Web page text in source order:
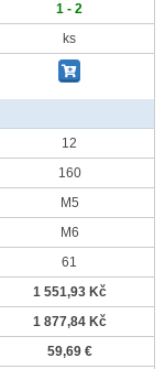
1 - 2
ks
12
160
M5
M6
61
1 551,93 Kč
1 877,84 Kč
59,69 €